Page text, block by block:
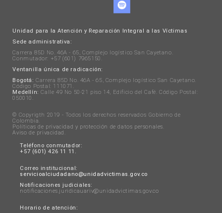
Unidad para la Atención y Reparación Integral a las Víctimas
Sede administrativa:
Carrera 85D No. 46A - 65, Complejo logístico San Cayetano.
Conmutador: +57 (601) 7965150.
Ventanilla única de radicación:
Bogotá: Carrera 85D No. 46A - 65, Complejo logístico San Cayetano.
Código Postal: 111071.
Medellín: Calle 49 No 50-21 piso 14, Edificio del Café. Código Postal:
050010.
© Copyrigth 2019 - Todos los derechos reservados Gobierno de
Colombia.
Políticas de privacidad y protección de datos personales.
Aviso de privacidad .
Teléfono conmutador:
+57 (601) 426 11 11.
Correo institucional:
servicioalciudadano@unidadvictimas.gov.co
Notificaciones judiciales:
notificaciones.juridicauariv@unidadvictimas.gov.co
Horario de atención: